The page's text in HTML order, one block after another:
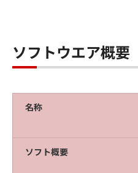
甲およびCanon
Netherlands B.V.は
第3条（使用許諾条件）
乙は本ソフトウエア
ンピュータにイン
ソフトウエア概要
名称
ソフト概要